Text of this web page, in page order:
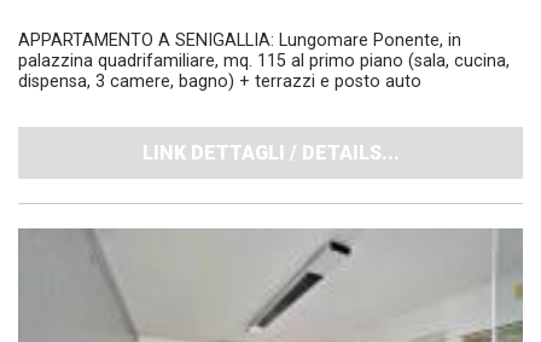
APPARTAMENTO A SENIGALLIA: Lungomare Ponente, in
palazzina quadrifamiliare, mq. 115 al primo piano (sala, cucina,
dispensa, 3 camere, bagno) + terrazzi e posto auto
LINK DETTAGLI / DETAILS...